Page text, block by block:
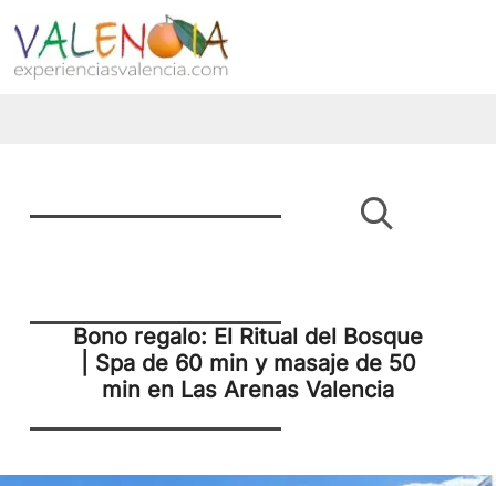
Bono regalo: El Ritual del Bosque
| Spa de 60 min y masaje de 50
min en Las Arenas Valencia